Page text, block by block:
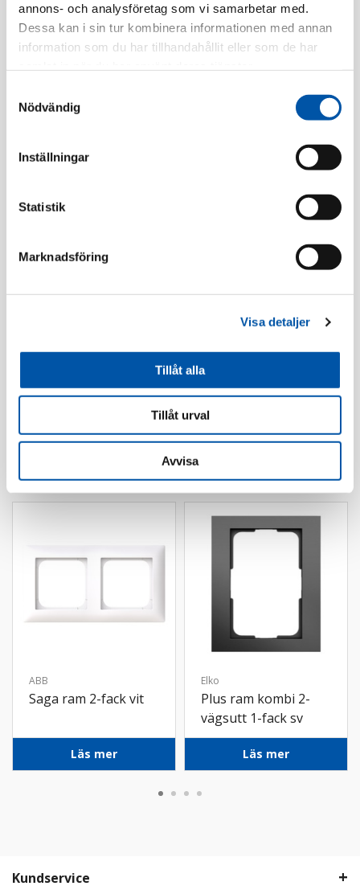
annons- och analysföretag som vi samarbetar med.
Dessa kan i sin tur kombinera informationen med annan
information som du har tillhandahållit eller som de har
Nödvändig
Inställningar
Statistik
Marknadsföring
Visa detaljer
Tillåt alla
Tillåt urval
Avvisa
Specifikation
ABB
vit
ABB
Ramar
ABB
Saga ram 2-fack vit
Läs mer
Elko
Plus ram kombi 2-
vägsutt 1-fack sv
Läs mer
Kundservice